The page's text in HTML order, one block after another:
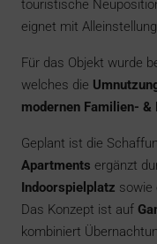
touristische
eignet mit
Für das Objekt wurde
welches die
modernen Familien-
Geplant ist die
Apartments ergänzt
Indoorspielplatz sowie
Das Konzept ist auf
kombiniert